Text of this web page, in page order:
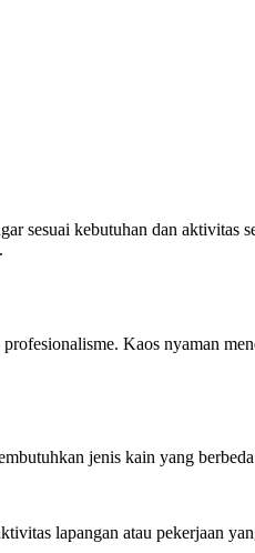
sesuai kebutuhan dan
Kaos nyaman
jenis kain yang
lapangan atau pekerjaan